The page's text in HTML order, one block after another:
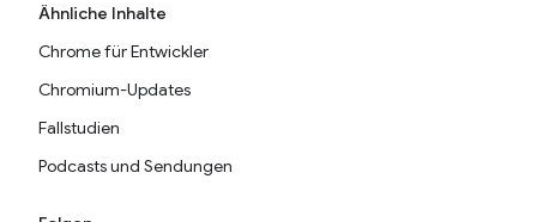
Ähnliche Inhalte
Chrome für Entwickler
Chromium-Updates
Fallstudien
Podcasts und Sendungen